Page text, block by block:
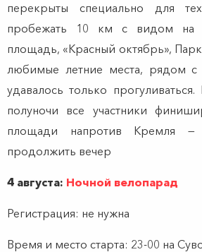
перекрыты специально для
пробежать 10 км с видом на
площадь, «Красный октябрь»,
любимые летние места, рядом
удавалось только
полуночи все участники
площади напротив Кремля
продолжить вечер
4 августа: Ночной велопарад
Регистрация: не нужна
Время и место старта: 23-00 на